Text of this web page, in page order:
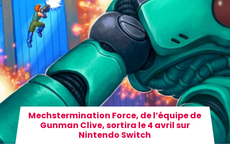
Mechstermination Force, de l’équipe de
Gunman Clive, sortira le 4 avril sur
Nintendo Switch